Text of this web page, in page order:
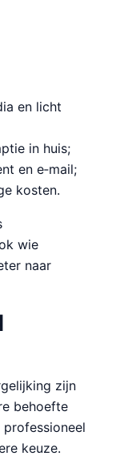
en licht
in huis;
en e‑mail;
kosten.
wie
naar
zijn
behoefte
keuze.